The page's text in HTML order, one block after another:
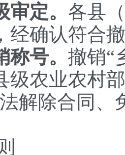
审定。 各县
经确认符合
号。 撤销“
级农业农村
解除合同、